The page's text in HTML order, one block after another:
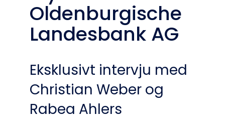
Oldenburgische
Landesbank AG
Eksklusivt intervju med
Christian Weber og
Rabea Ahlers